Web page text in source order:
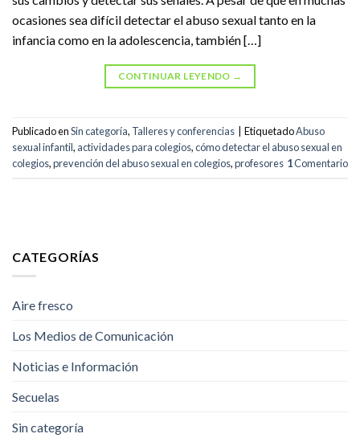
ocasiones sea difícil detectar el abuso sexual tanto en la
infancia como en la adolescencia, también […]
CONTINUAR LEYENDO →
Publicado enSin categoría, Talleres y conferencias EtiquetadoAbuso
sexual infantil, actividades para colegios,cómo detectar el abuso sexual en
colegios,prevención del abuso sexual en colegios,profesores 1Comentario
CATEGORÍAS
Aire fresco
Los Medios de Comunicación
Noticias e Información
Secuelas
Sin categoría